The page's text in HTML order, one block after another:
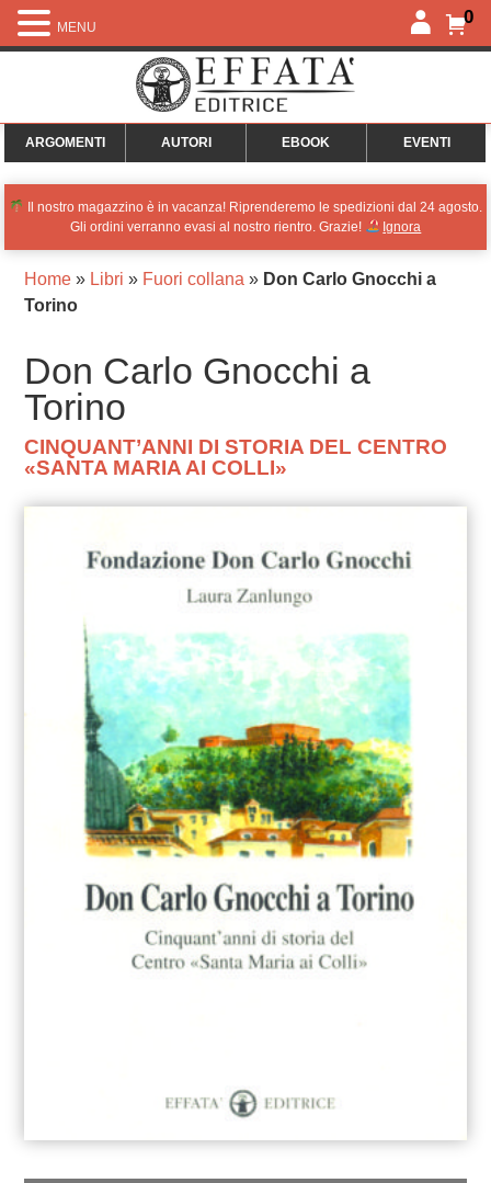
0
ARGOMENTI AUTORI EBOOK EVENTI
Il nostro magazzino è in vacanza! Riprenderemo le spedizioni dal 24 agosto.
Gli ordini verranno evasi al nostro rientro. Grazie!
Ignora
Home» Libri » Fuori collana » Don Carlo Gnocchi a
Torino
Don Carlo Gnocchi a
Torino
CINQUANT’ANNI DI STORIA DEL CENTRO
«SANTA MARIA AI COLLI»
MENU